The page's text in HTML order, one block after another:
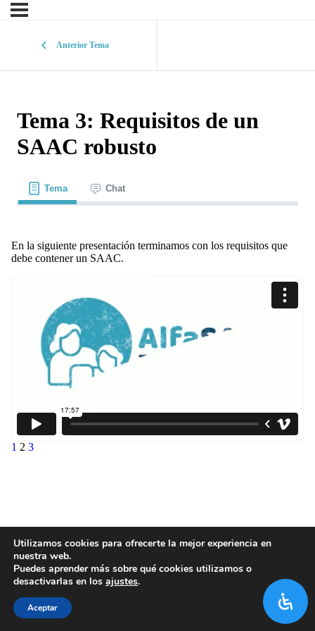
Anterior Tema
Tema 3: Requisitos de un
SAAC robusto
Tema Chat
En la siguiente presentación terminamos con los requisitos que
debe contener un SAAC.
1 2 3
Utilizamos cookies para ofrecerte la mejor experiencia en
nuestra web.
Puedes aprender más sobre qué cookies utilizamos o
desactivarlas en los ajustes.
Aceptar